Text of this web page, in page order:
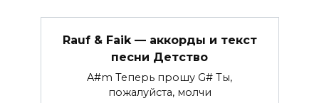
Rauf & Faik — аккорды и текст
песни Детство
A#m Теперь прошу G# Ты,
пожалуйста, молчи